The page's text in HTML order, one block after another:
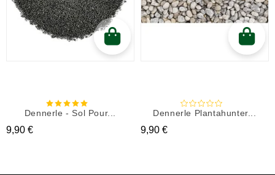
Dennerle - Sol Pour...
Prix
9,90 €
Dennerle Plantahunter...
Prix
9,90 €